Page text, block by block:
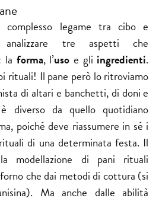
legame tra cibo e
analizzare tre aspetti che
la forma, l’uso e gli ingredienti.
rituali! Il pane però lo ritroviamo
di altari e banchetti, di doni e
diverso da quello quotidiano
poiché deve riassumere in sé i
di una determinata festa. Il
modellazione di pani rituali
che dai metodi di cottura (si
Ma anche dalle abilità